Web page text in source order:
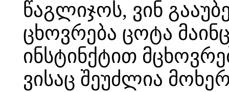
წაგლიჯოს, ვინ
ცხოვრება ცოტა
ინსტინქტით
ვისაც შეუძლია